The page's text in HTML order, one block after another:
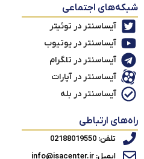
شبکه‌های اجتماعی
آیساسنتر در توئیتر
آیساسنتر در یوتیوب
آیساسنتر در تلگرام
آیساسنتر در آپارات
آیساسنتر در بله
راه‌های ارتباطی
تلفن: 02188019550
ایمیل: info@isacenter.ir